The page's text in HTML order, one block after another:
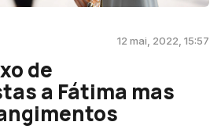
12 mai, 2022, 15:57
de
a Fátima mas